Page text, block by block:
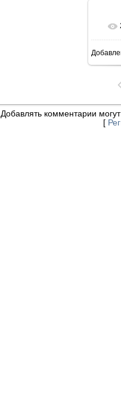
Добавлять комментарии
[